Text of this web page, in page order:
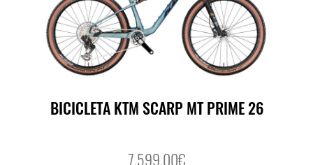
BICICLETA KTM SCARP MT PRIME 26
7.599.00€